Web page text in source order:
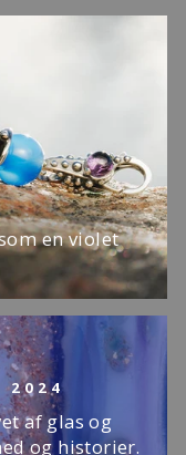
en violet
2024
af glas og
og historier.